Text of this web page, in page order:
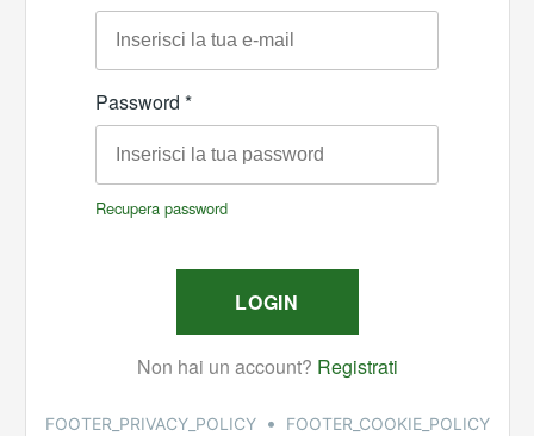
FOOTER_PRIVACY_POLICY • FOOTER_COOKIE_POLICY